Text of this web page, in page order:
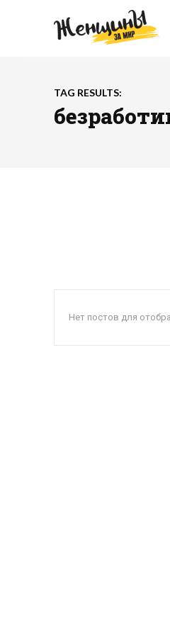
TAG RESULTS:
Нет постов для